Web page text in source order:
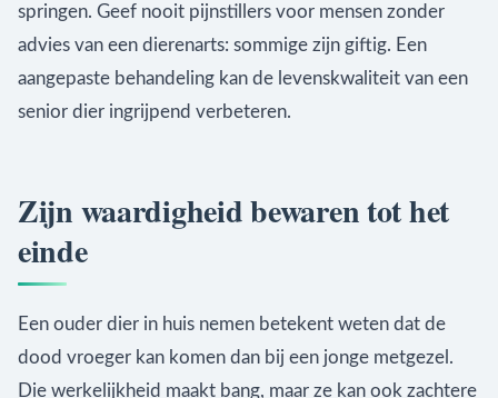
springen. Geef nooit pijnstillers voor mensen zonder
advies van een dierenarts: sommige zijn giftig. Een
aangepaste behandeling kan de levenskwaliteit van een
senior dier ingrijpend verbeteren.
Zijn waardigheid bewaren tot het
einde
Een ouder dier in huis nemen betekent weten dat de
dood vroeger kan komen dan bij een jonge metgezel.
Die werkelijkheid maakt bang, maar ze kan ook zachtere